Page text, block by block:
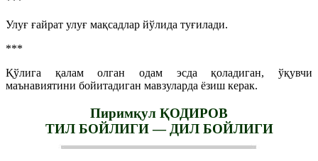
Улуғ ғайрат улуғ мақсадлар йўлида туғилади.
***
Қўлига қалам олган одам эсда қоладиган, ўқувчи
маънавиятини бойитадиган мавзуларда ёзиш керак.
Пиримқул ҚОДИРОВ
ТИЛ БОЙЛИГИ — ДИЛ БОЙЛИГИ